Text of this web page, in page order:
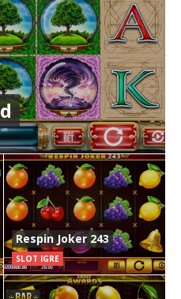
Respin Joker 243
SLOT IGRE